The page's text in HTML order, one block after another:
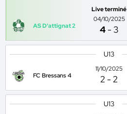
Live terminé
AS D'attignat 2
04/10/2025
4 - 3
U13
FC Bressans 4
11/10/2025
2 -2
U13